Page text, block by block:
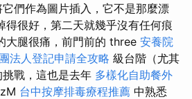
們作為圖片插入，它不是那麼漂
得很好，第二天就幾乎沒有任何痕
大腿很痛，前門前的 three 安養院
法人登記申請全攻略 級台階（尤其
戰，這也是去年 多樣化自助餐外
台中按摩排毒療程推薦 中熟悉